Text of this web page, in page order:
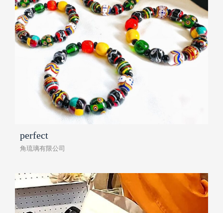
perfect
角琉璃有限公司